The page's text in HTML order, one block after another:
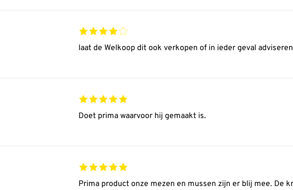
laat de Welkoop dit ook verkopen of in ieder geval
Doet prima waarvoor hij gemaakt is.
Prima product onze mezen en mussen zijn er blij mee. De